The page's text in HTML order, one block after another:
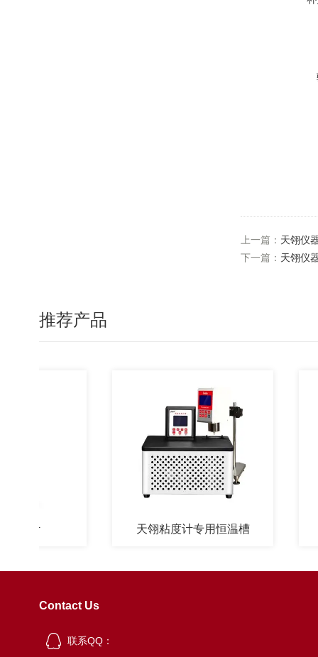
上一篇： 天翎仪
下一篇： 天翎仪
推荐产品
天翎粘度计专用恒温槽
Contact Us
联系QQ：